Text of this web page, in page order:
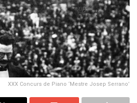
XXX Concurs de Piano ‘Mestre Josep Serrano’